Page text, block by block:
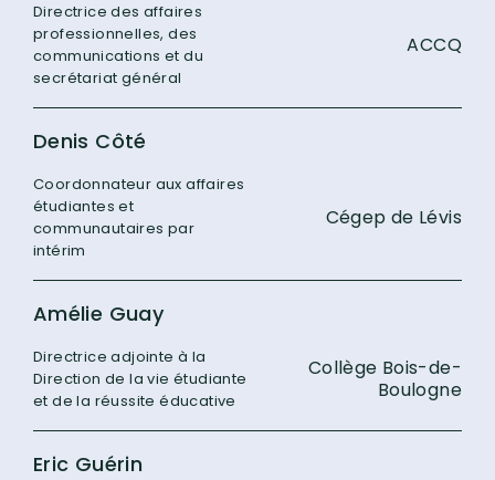
Directrice des affaires
professionnelles, des
communications et du
secrétariat général
ACCQ
Denis Côté
Coordonnateur aux affaires
étudiantes et
communautaires par
intérim
Cégep de Lévis
Amélie Guay
Directrice adjointe à la
Direction de la vie étudiante
et de la réussite éducative
Collège Bois-de-
Boulogne
Eric Guérin